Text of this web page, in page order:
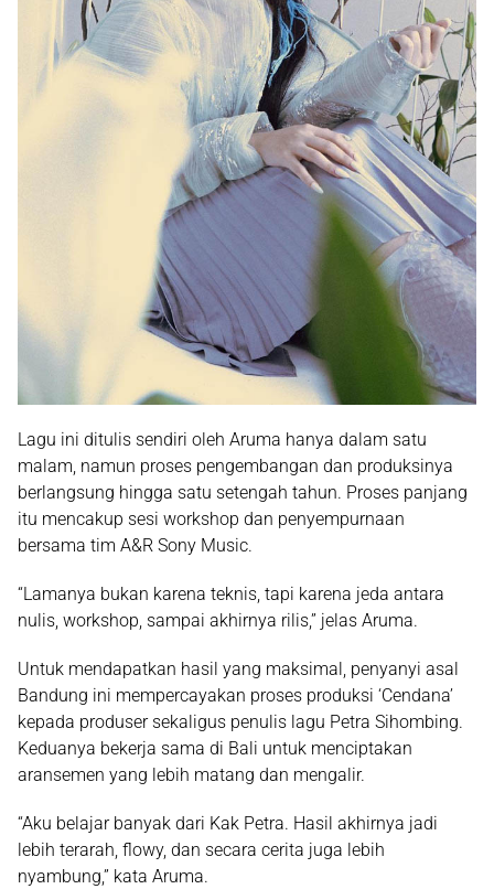
Lagu ini ditulis sendiri oleh Aruma hanya dalam satu
malam, namun proses pengembangan dan produksinya
berlangsung hingga satu setengah tahun. Proses panjang
itu mencakup sesi workshop dan penyempurnaan
bersama tim A&R Sony Music.
“Lamanya bukan karena teknis, tapi karena jeda antara
nulis, workshop, sampai akhirnya rilis,” jelas Aruma.
Untuk mendapatkan hasil yang maksimal, penyanyi asal
Bandung ini mempercayakan proses produksi ‘Cendana’
kepada produser sekaligus penulis lagu Petra Sihombing.
Keduanya bekerja sama di Bali untuk menciptakan
aransemen yang lebih matang dan mengalir.
“Aku belajar banyak dari Kak Petra. Hasil akhirnya jadi
lebih terarah, flowy, dan secara cerita juga lebih
nyambung,” kata Aruma.